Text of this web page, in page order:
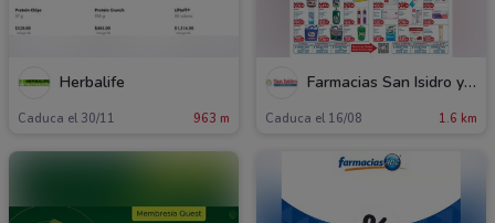
Herbalife
Caduca el 30/11 963 m
Farmacias San Isidro y San Borja
Caduca el 16/08 1.6 km